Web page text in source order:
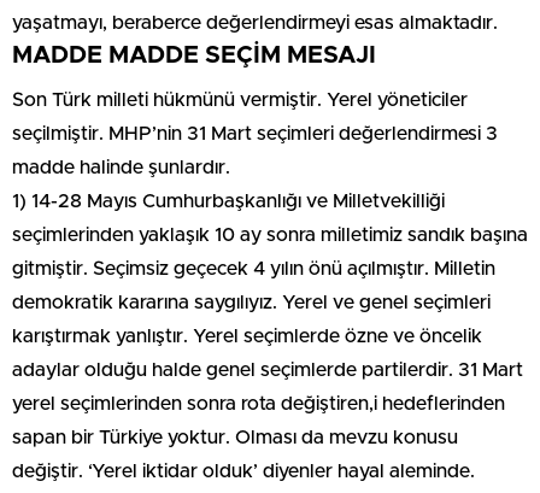
yaşatmayı, beraberce değerlendirmeyi esas almaktadır.
MADDE MADDE SEÇİM MESAJI
Son Türk milleti hükmünü vermiştir. Yerel yöneticiler
seçilmiştir. MHP’nin 31 Mart seçimleri değerlendirmesi 3
madde halinde şunlardır.
1) 14-28 Mayıs Cumhurbaşkanlığı ve Milletvekilliği
seçimlerinden yaklaşık 10 ay sonra milletimiz sandık başına
gitmiştir. Seçimsiz geçecek 4 yılın önü açılmıştır. Milletin
demokratik kararına saygılıyız. Yerel ve genel seçimleri
karıştırmak yanlıştır. Yerel seçimlerde özne ve öncelik
adaylar olduğu halde genel seçimlerde partilerdir. 31 Mart
yerel seçimlerinden sonra rota değiştiren,i hedeflerinden
sapan bir Türkiye yoktur. Olması da mevzu konusu
değiştir. ‘Yerel iktidar olduk’ diyenler hayal aleminde.